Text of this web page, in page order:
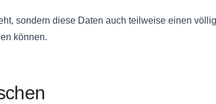
sondern diese Daten auch teilweise einen
können.